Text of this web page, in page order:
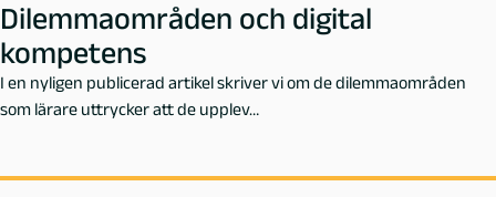
Dilemmaområden och digital
kompetens
I en nyligen publicerad artikel skriver vi om de dilemmaområden
som lärare uttrycker att de upplev…